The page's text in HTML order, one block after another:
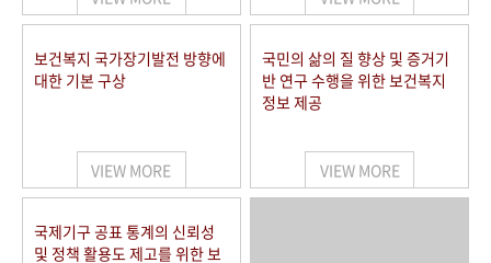
보건복지 국가장기발전 방향에
대한 기본 구상
VIEW MORE
국민의 삶의 질 향상 및 증거기
반 연구 수행을 위한 보건복지
정보 제공
VIEW MORE
국제기구 공표 통계의 신뢰성
및 정책 활용도 제고를 위한 보